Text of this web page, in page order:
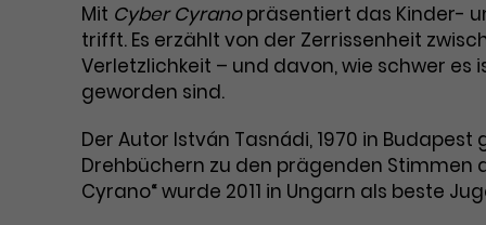
Mit Cyber Cyranopräsentiert das Kinder-
trifft. Es erzählt von der Zerrissenheit
Verletzlichkeit – und davon, wie schwer es
geworden sind.
Der Autor István Tasnádi, 1970 in
Drehbüchern zu den prägenden Stimmen
Cyrano“ wurde 2011 in Ungarn als beste